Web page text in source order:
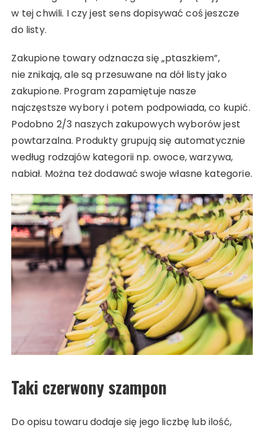
w tej chwili. I czy jest sens dopisywać coś jeszcze
do listy.
Zakupione towary odznacza się „ptaszkiem”,
nie znikają, ale są przesuwane na dół listy jako
zakupione. Program zapamiętuje nasze
najczęstsze wybory i potem podpowiada, co kupić.
Podobno 2/3 naszych zakupowych wyborów jest
powtarzalna. Produkty grupują się automatycznie
według rodzajów kategorii np. owoce, warzywa,
nabiał. Można też dodawać swoje własne kategorie.
Taki czerwony szampon
Do opisu towaru dodaje się jego liczbę lub ilość,